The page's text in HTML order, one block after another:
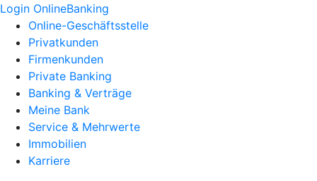
Login OnlineBanking
Online-Geschäftsstelle
Privatkunden
Firmenkunden
Private Banking
Banking & Verträge
Meine Bank
Service & Mehrwerte
Immobilien
Karriere